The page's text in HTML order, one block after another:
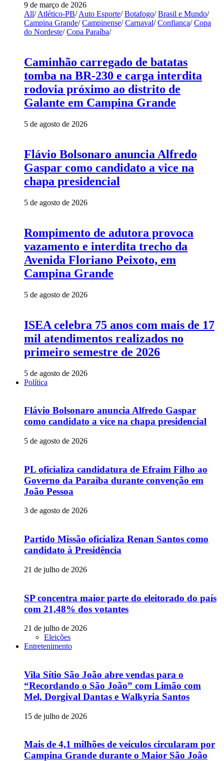
9 de março de 2026
All/ Atlético-PB/ Auto Esporte/ Botafogo/ Brasil e Mundo/
Campina Grande/ Campinense/ Carnaval/ Confiança/ Copa
do Nordeste/ Copa Paraíba/
Caminhão carregado de batatas
tomba na BR-230 e carga interdita
rodovia próximo ao distrito de
Galante em Campina Grande
5 de agosto de 2026
Flávio Bolsonaro anuncia Alfredo
Gaspar como candidato a vice na
chapa presidencial
5 de agosto de 2026
Rompimento de adutora provoca
vazamento e interdita trecho da
Avenida Floriano Peixoto, em
Campina Grande
5 de agosto de 2026
ISEA celebra 75 anos com mais de 17
mil atendimentos realizados no
primeiro semestre de 2026
5 de agosto de 2026
Política
Flávio Bolsonaro anuncia Alfredo Gaspar
como candidato a vice na chapa presidencial
5 de agosto de 2026
PL oficializa candidatura de Efraim Filho ao
Governo da Paraíba durante convenção em
João Pessoa
3 de agosto de 2026
Partido Missão oficializa Renan Santos como
candidato à Presidência
21 de julho de 2026
SP concentra maior parte do eleitorado do país
com 21,48% dos votantes
21 de julho de 2026
Eleições
Entretenimento
Vila Sítio São João abre vendas para o
“Recordando o São João” com Limão com
Mel, Dorgival Dantas e Walkyria Santos
15 de julho de 2026
Mais de 4,1 milhões de veículos circularam por
Campina Grande durante o Maior São João